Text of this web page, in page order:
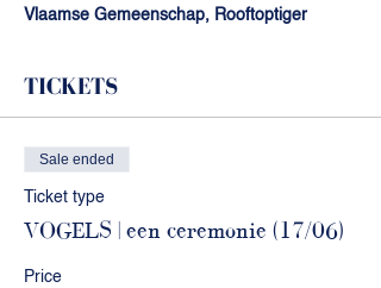
Vlaamse Gemeenschap, Rooftoptiger
TICKETS
Sale ended
Ticket type
VOGELS | een ceremonie (17/06)
Price